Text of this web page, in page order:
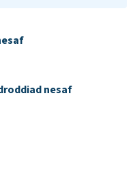
nesaf